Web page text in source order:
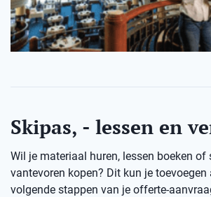
Skipas, - lessen en
Wil je materiaal huren, lessen boeken of
vantevoren kopen? Dit kun je toevoegen
volgende stappen van je offerte-